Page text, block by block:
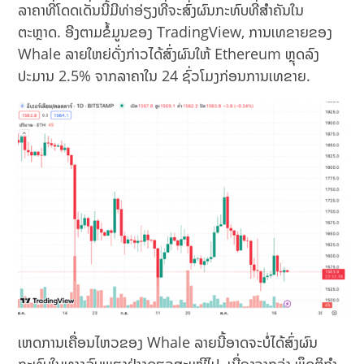
ລາຄາທີ່ໂດດເດັ່ນນີ້ມີທ່າອ່ຽງທີ່ຈະສົ່ງຜົນກະທົບທີ່ສຳຄັນໃນ
ຕະຫຼາດ. ອີງຕາມຂໍ້ມູນຂອງ TradingView, ການເທຂາຍຂອງ
Whale ລາຍໃຫຍ່ດັ່ງກ່າວໄດ້ສົ່ງຜົນໃຫ້ Ethereum ຫຼຸດລົງ
ປະມານ 2.5% ຈາກລາຄາໃນ 24 ຊົ່ວໂມງກ່ອນການເທຂາຍ.
ເຫດການເຄື່ອນໄຫວຂອງ Whale ລາຍນີ້ອາດຈະບໍ່ໄດ້ສົ່ງຜົນ